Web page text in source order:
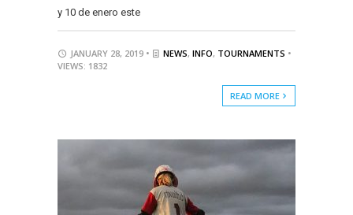
y 10 de enero este
JANUARY 28, 2019 • NEWS, INFO, TOURNAMENTS •
VIEWS: 1832
READ MORE